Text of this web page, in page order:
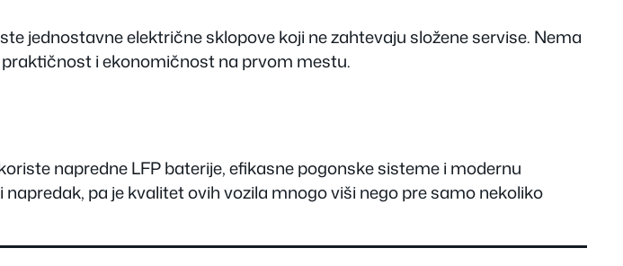
jednostavne električne sklopove koji ne zahtevaju složene servise. Nema
i ekonomičnost na prvom mestu.
napredne LFP baterije, efikasne pogonske sisteme i modernu
pa je kvalitet ovih vozila mnogo viši nego pre samo nekoliko